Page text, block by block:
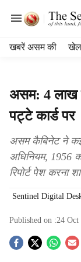
खबरें असम की खेल
असम: 4 लाख
पट्टे कार्ड पर
असम कैबिनेट ने कई
अधिनियम, 1956
रिपोर्ट पेश करना
Sentinel Digital
Published on :24 Oct
S